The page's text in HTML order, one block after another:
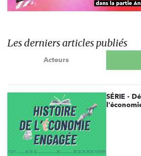
Les derniers articles publiés
Acteurs
SÉRIE -